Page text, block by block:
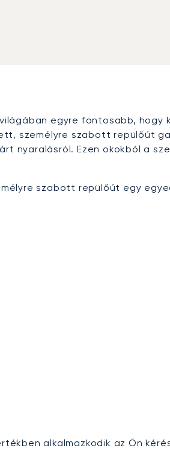
egyre fontosabb, hogy
személyre szabott repülőút
nyaralásról. Ezen okokból a
szabott repülőút egy
alkalmazkodik az Ön